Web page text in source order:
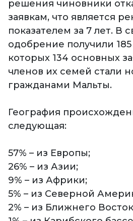
решения чиновники
заявкам, что является
показателем за 7 лет. В
одобрение получили
которых 134 основных
членов их семей стали
гражданами Мальты.
География
следующая:
57% – из Европы;
26% – из Азии;
9% – из Африки;
5% – из Северной
2% – из Ближнего